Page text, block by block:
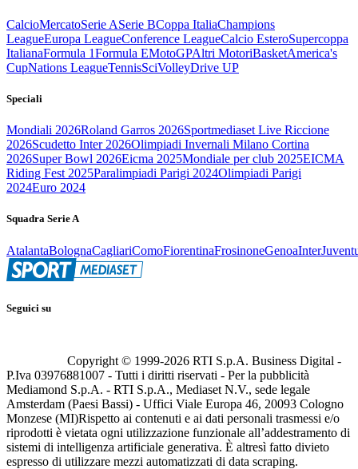
CalcioMercatoSerie ASerie BCoppa ItaliaChampions
LeagueEuropa LeagueConference LeagueCalcio EsteroSupercoppa
ItalianaFormula 1Formula EMotoGPAltri MotoriBasketAmerica's
CupNations LeagueTennisSciVolleyDrive UP
Speciali
Mondiali 2026Roland Garros 2026Sportmediaset Live Riccione
2026Scudetto Inter 2026Olimpiadi Invernali Milano Cortina
2026Super Bowl 2026Eicma 2025Mondiale per club 2025EICMA
Riding Fest 2025Paralimpiadi Parigi 2024Olimpiadi Parigi
2024Euro 2024
Squadra Serie A
AtalantaBolognaCagliariComoFiorentinaFrosinoneGenoaInter
Seguici su
Copyright © 1999-2026 RTI S.p.A. Business Digital -
P.Iva 03976881007 - Tutti i diritti riservati - Per la pubblicità
Mediamond S.p.A. - RTI S.p.A., Mediaset N.V., sede legale
Amsterdam (Paesi Bassi) - Uffici Viale Europa 46, 20093 Cologno
Monzese (MI)Rispetto ai contenuti e ai dati personali trasmessi e/o
riprodotti è vietata ogni utilizzazione funzionale all’addestramento di
sistemi di intelligenza artificiale generativa. È altresì fatto divieto
espresso di utilizzare mezzi automatizzati di data scraping.